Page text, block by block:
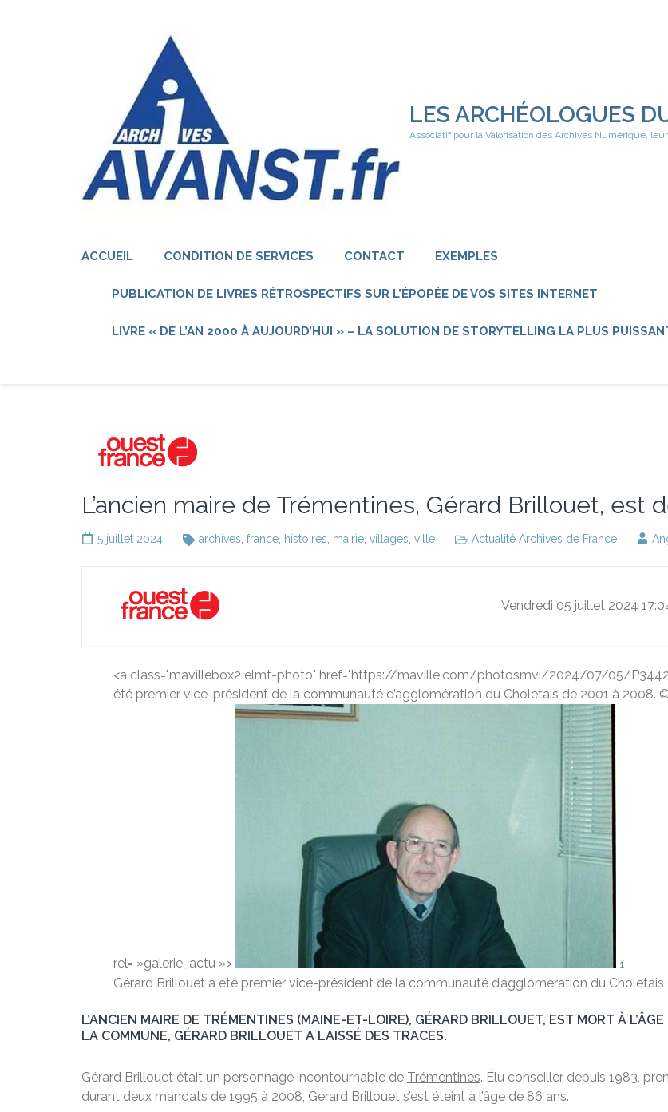
LES ARCHÉOLOGUES
Associatif pour la Valorisation des Archives Numérique,
ACCUEIL CONDITION DE SERVICES CONTACT EXEMPLES
PUBLICATION DE LIVRES RÉTROSPECTIFS SUR L’ÉPOPÉE DE VOS SITES INTERNET
LIVRE « DE L’AN 2000 À AUJOURD’HUI » – LA SOLUTION DE STORYTELLING LA PLUS
L’ancien maire de Trémentines, Gérard Brillouet, est
5 juillet 2024 archives france histoires mairie villages ville Actualité Archives de France
Vendredi 05 juillet 2024
<a class="mavillebox2 elmt-photo" href="https://maville.com/photosmvi/2024/07/05/
été premier vice-président de la communauté d’agglomération du Choletais de 2001 à 2008.
rel= »galerie_actu »> 1
Gérard Brillouet a été premier vice-président de la communauté d’agglomération du
L’ANCIEN MAIRE DE TRÉMENTINES (MAINE-ET-LOIRE), GÉRARD BRILLOUET, EST MORT À
LA COMMUNE, GÉRARD BRILLOUET A LAISSÉ DES TRACES.
Gérard Brillouet était un personnage incontournable de Trémentines. Élu conseiller depuis 1983,
durant deux mandats de 1995 à 2008, Gérard Brillouet s’est éteint à l’âge de 86 ans.